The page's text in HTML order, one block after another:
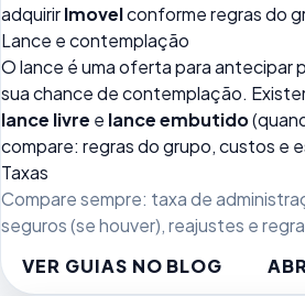
adquirirImovelconforme regras do
Lance e contemplação
O lance é uma oferta para antecipar
sua chance de contemplação.
lance livre e lance embutido
compare: regras do grupo, custos e
Taxas
Compare sempre: taxa de
seguros (se houver), reajustes e
VER GUIAS NO BLOG